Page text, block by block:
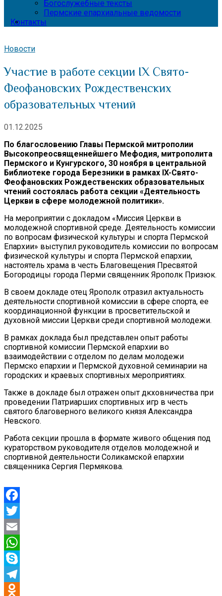
Богослужебные тексты
Пермские епархиальные ведомости
Контакты
Новости
Участие в работе секции IX Свято-
Феофановских Рождественских
образовательных чтений
01.12.2025
По благословению Главы Пермской митрополии
Высокопреосвященнейшего Мефодия, митрополита
Пермского и Кунгурского, 30 ноября в центральной
Библиотеке города Березники в рамках lX-Свято-
Феофановских Рождественских образовательных
чтений состоялась работа секции «Деятельность
Церкви в сфере молодежной политики».
На мероприятии с докладом «Миссия Церкви в
молодежной спортивной среде. Деятельность комиссии
по вопросам физической культуры и спорта Пермской
Епархии» выступил руководитель комиссии по вопросам
физической культуры и спорта Пермской епархии,
настоятель храма в честь Благовещения Пресвятой
Богородицы города Перми священник Ярополк Призюк.
В своем докладе отец Ярополк отразил актуальность
деятельности спортивной комиссии в сфере спорта, ее
координационной функции в просветительской и
духовной миссии Церкви среди спортивной молодежи.
В рамках доклада был представлен опыт работы
спортивной комиссии Пермской епархии во
взаимодействии с отделом по делам молодежи
Пермско епархии и Пермской духовной семинарии на
городских и краевых спортивных мероприятиях.
Также в докладе был отражен опыт дкховничества при
проведении Патриарших спортивных игр в честь
святого благоверного великого князя Александра
Невского.
Работа секции прошла в формате живого общения под
кураторством руководителя отделов молодежной и
спортивной деятельности Соликамской епархии
священника Сергия Пермякова.
Facebook
Twitter
Email
WhatsApp
Skype
Telegram